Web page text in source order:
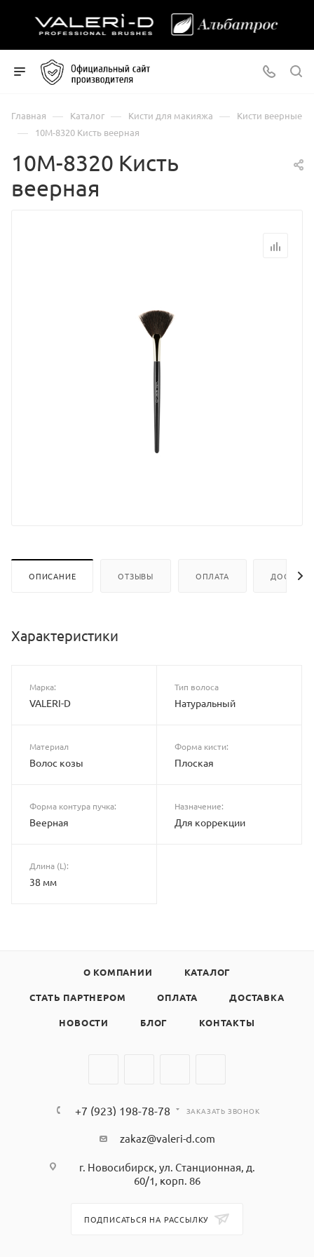
Главная — Каталог — Кисти для макияжа — Кисти веерные
— 10М-8320 Кисть веерная
10М-8320 Кисть
веерная
ОПИСАНИЕ ОТЗЫВЫ ОПЛАТА
Характеристики
Марка:
VALERI-D
Тип волоса
Натуральный
Материал
Волос козы
Форма кисти:
Плоская
Форма контура пучка:
Веерная
Назначение:
Для коррекции
Длина (L):
38 мм
О КОМПАНИИ КАТАЛОГ
СТАТЬ ПАРТНЕРОМ ОПЛАТА ДОСТАВКА
НОВОСТИ БЛОГ КОНТАКТЫ
+7 (923) 198-78-78 ЗАКАЗАТЬ ЗВОНОК
zakaz@valeri-d.com
г. Новосибирск, ул. Станционная, д.
60/1, корп. 86
ПОДПИСАТЬСЯ НА РАССЫЛКУ